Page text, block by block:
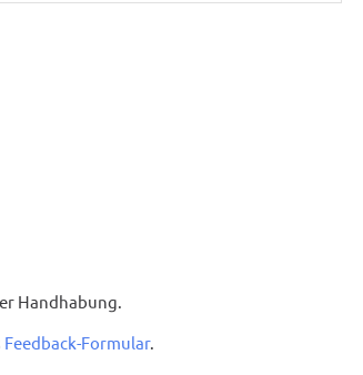
Handhabung.
Feedback-Formular.